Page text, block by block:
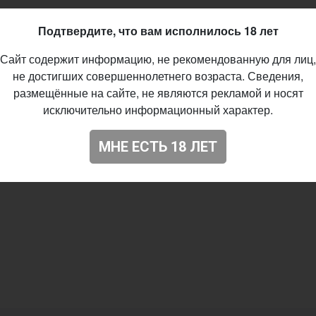
Подтвердите, что вам исполнилось 18 лет
Сайт содержит информацию, не рекомендованную для лиц,
не достигших совершеннолетнего возраста. Сведения,
размещённые на сайте, не являются рекламой и носят
исключительно информационный характер.
МНЕ ЕСТЬ 18 ЛЕТ